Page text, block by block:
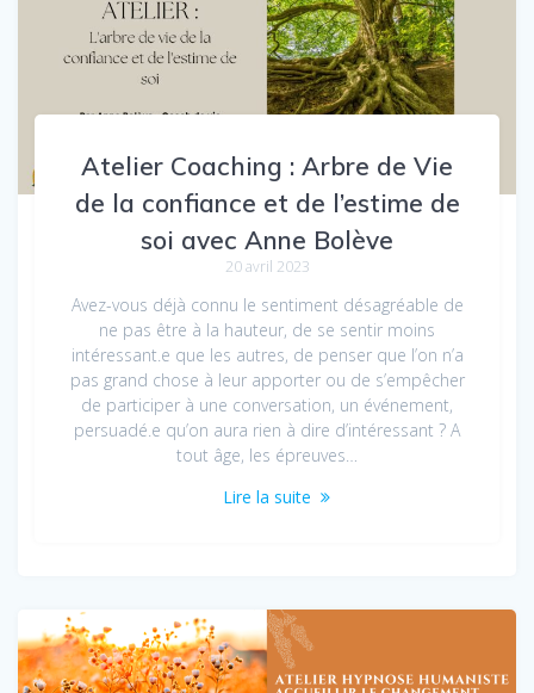
Atelier Coaching : Arbre de Vie
de la confiance et de l’estime de
soi avec Anne Bolève
20 avril 2023
Avez-vous déjà connu le sentiment désagréable de
ne pas être à la hauteur, de se sentir moins
intéressant.e que les autres, de penser que l’on n’a
pas grand chose à leur apporter ou de s’empêcher
de participer à une conversation, un événement,
persuadé.e qu’on aura rien à dire d’intéressant ? A
tout âge, les épreuves…
Lire la suite